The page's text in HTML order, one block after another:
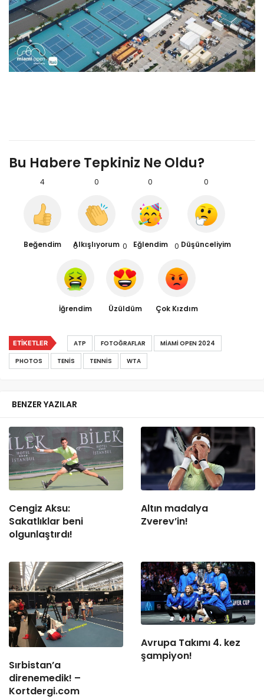
Bu Habere Tepkiniz Ne Oldu?
4
Beğendim
0
Alkışlıyorum
0
Eğlendim
0
Düşünceliyim
0
İğrendim
0
Üzüldüm
0
Çok Kızdım
ETIKETLER ATP FOTOĞRAFLAR
MIAMI OPEN 2024
PHOTOS
TENIS TENNIS WTA
BENZER YAZILAR
Cengiz Aksu:
Sakatlıklar beni
olgunlaştırdı!
Altın madalya
Zverev’in!
Sırbistan’a
direnemedik! –
Kortdergi.com
Avrupa Takımı 4. kez
şampiyon!